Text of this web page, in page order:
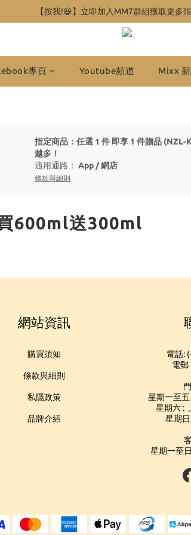
【按我!😆】立即加入MM7群組獲取更多
專頁 Youtube頻道 Mixx 新
指定商品：任選 1 件 即享 1 件贈品
越多！
適用通路： App /網店
條款與細則
600ml送300ml
網站資訊
購買須知
條款與細則
私隱政策
品牌介紹
電話:
電
星期一至
星期六 :
星期
星期一至